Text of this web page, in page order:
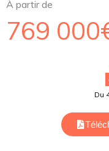
À partir de
769
Du